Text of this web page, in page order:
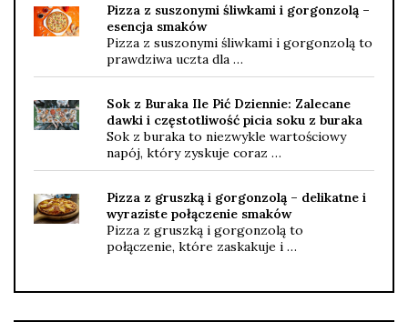
Pizza z suszonymi śliwkami i gorgonzolą –
esencja smaków
Pizza z suszonymi śliwkami i gorgonzolą to
prawdziwa uczta dla …
Sok z Buraka Ile Pić Dziennie: Zalecane
dawki i częstotliwość picia soku z buraka
Sok z buraka to niezwykle wartościowy
napój, który zyskuje coraz …
Pizza z gruszką i gorgonzolą – delikatne i
wyraziste połączenie smaków
Pizza z gruszką i gorgonzolą to
połączenie, które zaskakuje i …